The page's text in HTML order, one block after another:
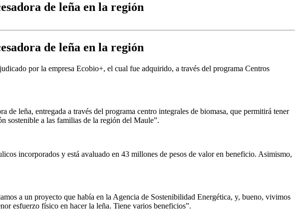
de leña en la región
de leña en la región
por la empresa Ecobio+, el cual fue adquirido, a través del programa Centros
de leña, entregada a través del programa centro integrales de biomasa, que permitirá tener
sostenible a las familias de la región del Maule”.
incorporados y está avaluado en 43 millones de pesos de valor en beneficio. Asimismo,
a un proyecto que había en la Agencia de Sostenibilidad Energética, y, bueno, vivimos
esfuerzo físico en hacer la leña. Tiene varios beneficios”.